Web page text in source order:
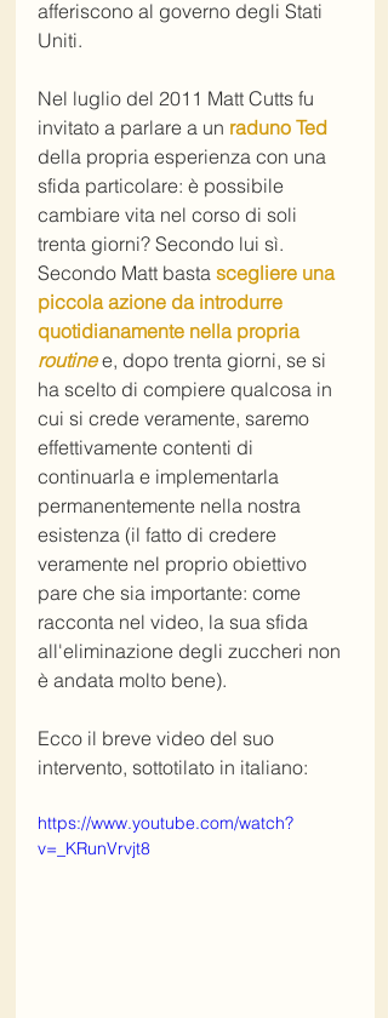
afferiscono al governo degli Stati
Uniti.
Nel luglio del 2011 Matt Cutts fu
invitato a parlare a un raduno Ted
della propria esperienza con una
sfida particolare: è possibile
cambiare vita nel corso di soli
trenta giorni? Secondo lui sì.
Secondo Matt basta scegliere una
piccola azione da introdurre
quotidianamente nella propria
routine e, dopo trenta giorni, se si
ha scelto di compiere qualcosa in
cui si crede veramente, saremo
effettivamente contenti di
continuarla e implementarla
permanentemente nella nostra
esistenza (il fatto di credere
veramente nel proprio obiettivo
pare che sia importante: come
racconta nel video, la sua sfida
all'eliminazione degli zuccheri non
è andata molto bene).
Ecco il breve video del suo
intervento, sottotilato in italiano:
https://www.youtube.com/watch?
v=_KRunVrvjt8